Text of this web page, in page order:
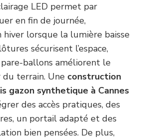
LED permet par
en fin de journée,
hiver lorsque la lumière baisse
sécurisent l’espace,
ballons améliorent le
terrain. Une construction
gazon synthetique à Cannes
des accès pratiques, des
un portail adapté et des
bien pensées. De plus,